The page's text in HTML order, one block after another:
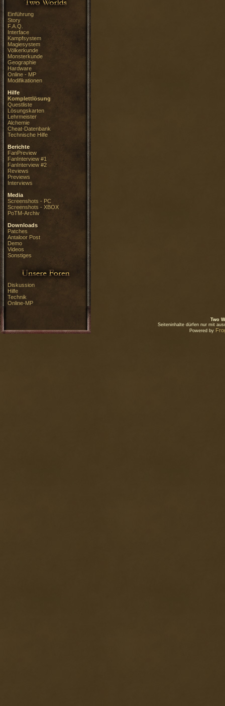
Einführung
Story
F.A.Q.
Interface
Kampfsystem
Magiesystem
Völkerkunde
Monsterkunde
Geographie
Hardware
Online - MP
Modifikationen
Hilfe
Komplettlösung
Questliste
Lösungskarten
Lehrmeister
Alchemie
Cheat-Datenbank
Technische Hilfe
Berichte
FanPreview
FanInterview #1
FanInterview #2
Reviews
Previews
Interviews
Media
Screenshots - PC
Screenshots - XBOX
PoTM-Archiv
Downloads
Patches
Antaloor Post
Demo
Videos
Sonstiges
Diskussion
Hilfe
Technik
Online-MP
Two
Seiteninhalte dürfen nur mit
Powered by